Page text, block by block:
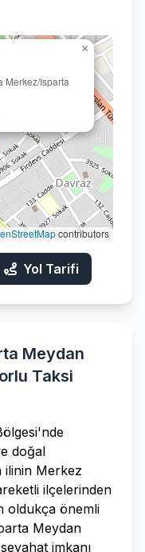
Merkez/Isparta
×
contributors
Yol Tarifi
Meydan
Taksi
doğal
ilinin Merkez
ilçelerinden
oldukça önemli
Meydan
imkanı